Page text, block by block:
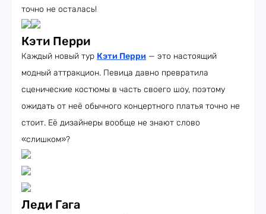
точно не осталась!
Кэти Перри
Каждый новый тур Кэти Перри — это настоящий
модный аттракцион. Певица давно превратила
сценические костюмы в часть своего шоу, поэтому
ожидать от неё обычного концертного платья точно не
стоит. Её дизайнеры вообще не знают слово
«слишком»?
Леди Гага